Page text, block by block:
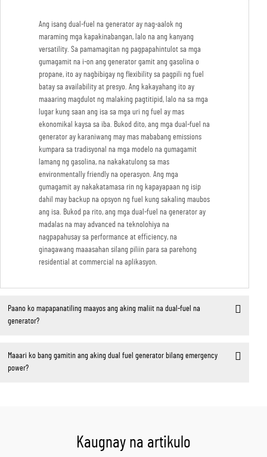
Ang isang dual-fuel na generator ay nag-aalok ng
maraming mga kapakinabangan, lalo na ang kanyang
versatility. Sa pamamagitan ng pagpapahintulot sa mga
gumagamit na i-on ang generator gamit ang gasolina o
propane, ito ay nagbibigay ng flexibility sa pagpili ng fuel
batay sa availability at presyo. Ang kakayahang ito ay
maaaring magdulot ng malaking pagtitipid, lalo na sa mga
lugar kung saan ang isa sa mga uri ng fuel ay mas
ekonomikal kaysa sa iba. Bukod dito, ang mga dual-fuel na
generator ay karaniwang may mas mababang emissions
kumpara sa tradisyonal na mga modelo na gumagamit
lamang ng gasolina, na nakakatulong sa mas
environmentally friendly na operasyon. Ang mga
gumagamit ay nakakatamasa rin ng kapayapaan ng isip
dahil may backup na opsyon ng fuel kung sakaling maubos
ang isa. Bukod pa rito, ang mga dual-fuel na generator ay
madalas na may advanced na teknolohiya na
nagpapahusay sa performance at efficiency, na
ginagawang maaasahan silang piliin para sa parehong
residential at commercial na aplikasyon.
Paano ko mapapanatiling maayos ang aking maliit na dual-fuel na
generator?
Maaari ko bang gamitin ang aking dual fuel generator bilang emergency
power?
Kaugnay na artikulo